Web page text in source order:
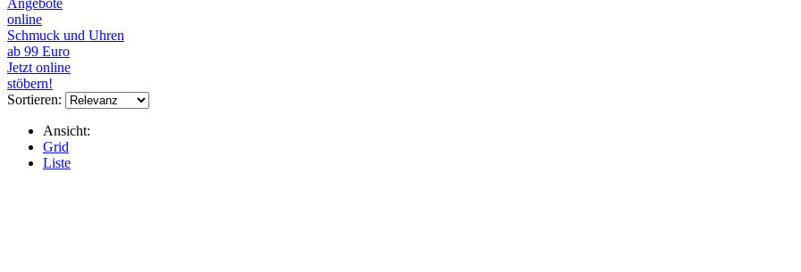
Angebote
online
Schmuck und Uhren
ab 99 Euro
Jetzt online
stöbern!
Sortieren:
Ansicht:
Grid
Liste